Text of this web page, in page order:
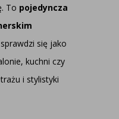
To pojedyncza
się jako
kuchni czy
i stylistyki